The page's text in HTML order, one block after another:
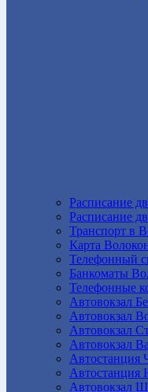
Расписание
Расписание
Транспорт в
Карта
Телефонный
Банкоматы
Телефонные
Автовокзал
Автовокзал
Автовокзал
Автовокзал
Автостанция
Автостанция
Автовокзал